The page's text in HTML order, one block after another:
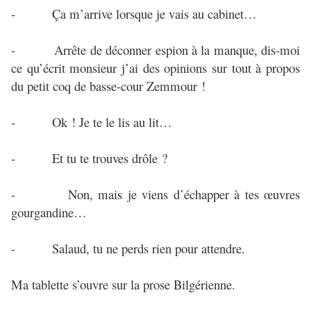
- Ça m’arrive lorsque je vais au cabinet…
- Arrête de déconner espion à la manque, dis-moi
ce qu’écrit monsieur j’ai des opinions sur tout à propos
du petit coq de basse-cour Zemmour !
- Ok ! Je te le lis au lit…
- Et tu te trouves drôle ?
- Non, mais je viens d’échapper à tes œuvres
gourgandine…
- Salaud, tu ne perds rien pour attendre.
Ma tablette s’ouvre sur la prose Bilgérienne.